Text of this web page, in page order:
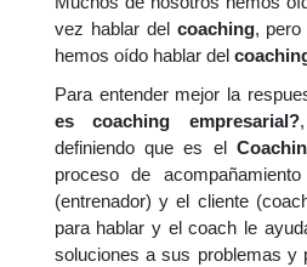
vez hablar del coaching, pero
hemos oído hablar del
Para entender mejor la
es coaching empresarial?
definiendo que es el
proceso de
(entrenador) y el cliente
para hablar y el coach le
soluciones a sus problemas y